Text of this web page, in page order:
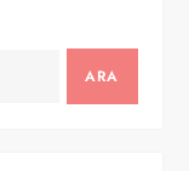
ARA